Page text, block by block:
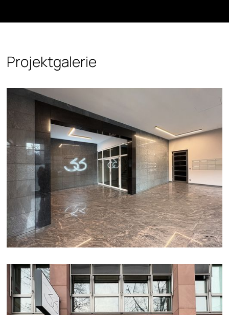
Projektgalerie